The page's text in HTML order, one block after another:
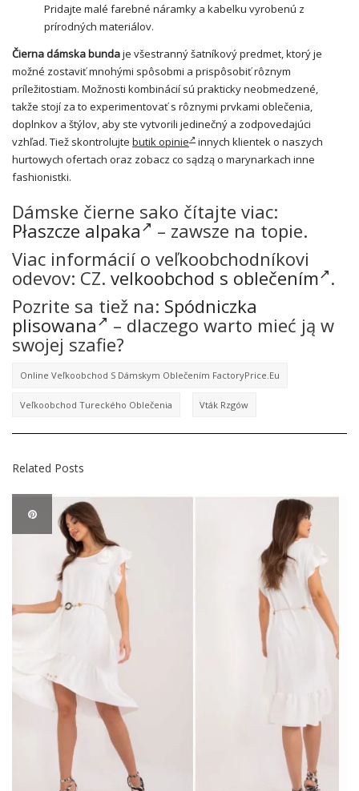
Pridajte malé farebné náramky a kabelku vyrobenú z
prírodných materiálov.
Čierna dámska bundaje všestranný šatníkový predmet, ktorý je
možné zostaviť mnohými spôsobmi a prispôsobiť rôznym
príležitostiam. Možnosti kombinácií sú prakticky neobmedzené,
takže stojí za to experimentovať s rôznymi prvkami oblečenia,
doplnkov a štýlov, aby ste vytvorili jedinečný a zodpovedajúci
vzhľad. Tiež skontrolujte butik opinie
innych klientek o naszych
hurtowych ofertach oraz zobacz co sądzą o marynarkach inne
fashionistki.
Dámske čierne sako čítajte viac:
Płaszcze alpaka
– zawsze na topie.
Viac informácií o veľkoobchodníkovi
odevov: CZ. velkoobchod s oblečením .
Pozrite sa tiež na: Spódniczka
plisowana
– dlaczego warto mieć ją w
swojej szafie?
Online Veľkoobchod S Dámskym Oblečením FactoryPrice.eu
Veľkoobchod Tureckého Oblečenia Vták Rzgów
Related Posts